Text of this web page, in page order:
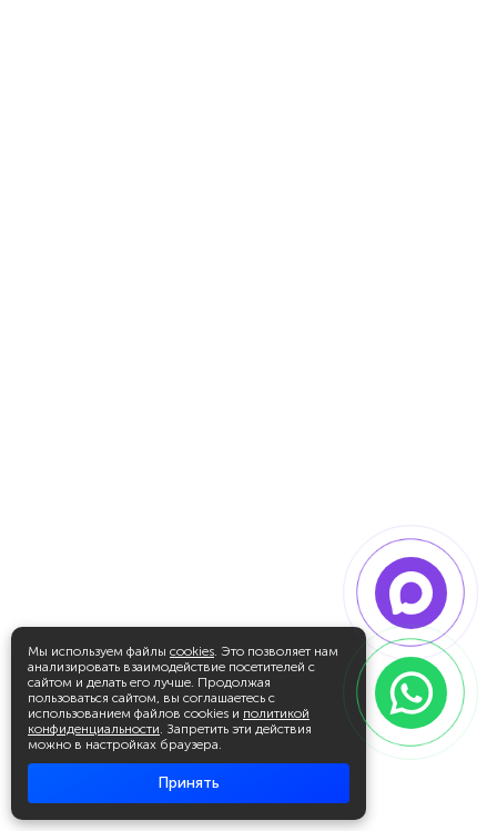
Мы используем файлы cookies. Это позволяет нам
анализировать взаимодействие посетителей с
сайтом и делать его лучше. Продолжая
пользоваться сайтом, вы соглашаетесь с
использованием файлов cookies и политикой
конфиденциальности. Запретить эти действия
можно в настройках браузера.
Принять